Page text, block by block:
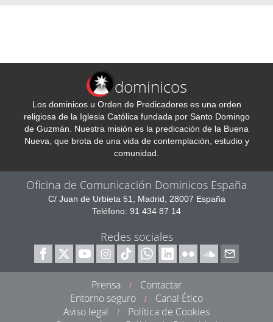
dominicos
Los dominicos u Orden de Predicadores es una orden
religiosa de la Iglesia Católica fundada por Santo Domingo
de Guzmán. Nuestra misión es la predicación de la Buena
Nueva, que brota de una vida de contemplación, estudio y
comunidad.
Oficina de Comunicación Dominicos España
C/ Juan de Urbieta 51, Madrid, 28007 España
Teléfono: 91 434 87 14
Redes sociales
Prensa /
Contactar
Entorno seguro
/
Canal Ético
Aviso legal
/
Política de Cookies